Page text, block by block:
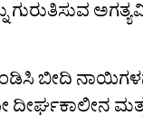
ಗುರುತಿಸುವ
ಬೀದಿ